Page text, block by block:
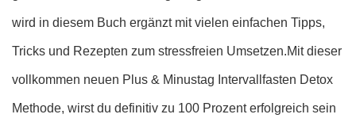
wird in diesem Buch ergänzt mit vielen einfachen Tipps,
Tricks und Rezepten zum stressfreien Umsetzen.Mit dieser
vollkommen neuen Plus & Minustag Intervallfasten Detox
Methode, wirst du definitiv zu 100 Prozent erfolgreich sein